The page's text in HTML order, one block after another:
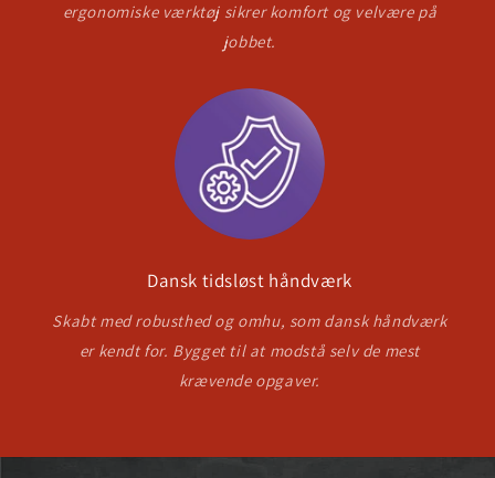
ergonomiske værktøj sikrer komfort og velvære på
jobbet.
Dansk tidsløst håndværk
Skabt med robusthed og omhu, som dansk håndværk
er kendt for. Bygget til at modstå selv de mest
krævende opgaver.